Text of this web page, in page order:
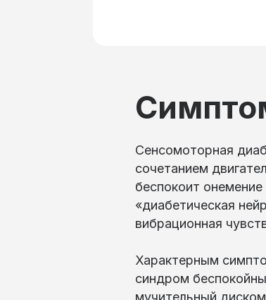
Сенсомоторная
сочетанием
беспокоит
«диабетическая
вибрационная
Характерным
синдром
мучительный